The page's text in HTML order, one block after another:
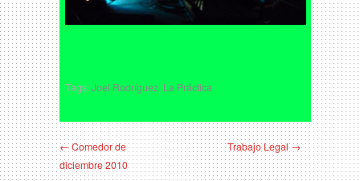
Tags:Joel Rodríguez, La Práctica
← Comedor de
diciembre 2010
Trabajo Legal →